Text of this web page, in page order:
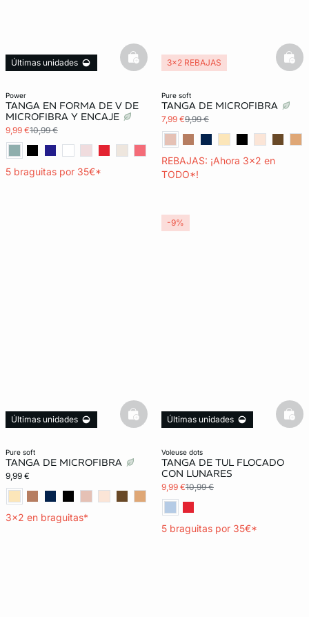
power
TANGA EN FORMA DE V DE
MICROFIBRA Y ENCAJE
9,99 €10,99 €
5 braguitas por 35€*
Últimas unidades
3x2 REBAJAS
basketfull
pure soft
TANGA DE MICROFIBRA
7,99 €9,99 €
REBAJAS: ¡Ahora 3x2 en
TODO*!
3x2 REBAJAS
pure soft
TANGA DE MICROFIBRA
9,99 €
3x2 en braguitas*
Últimas unidades
Lencería invisible
basketfull
voleuse dots
TANGA DE TUL FLOCADO
CON LUNARES
9,99 €10,99 €
5 braguitas por 35€*
Últimas unidades
3x2 REBAJAS
-9%